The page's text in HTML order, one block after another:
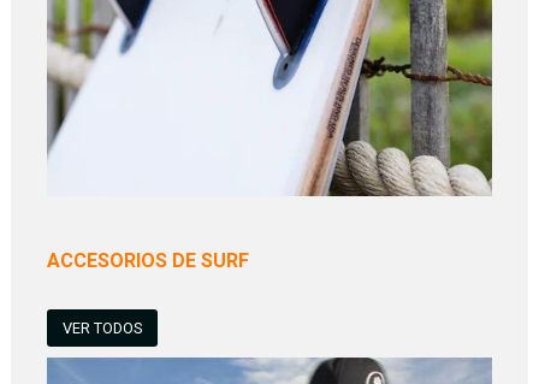
ACCESORIOS DE SURF
VER TODOS